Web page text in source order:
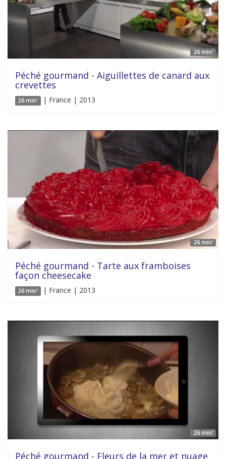
26 min'
Péché gourmand - Aiguillettes de canard aux
crevettes
26 min' | France | 2013
26 min'
Péché gourmand - Tarte aux framboises
façon cheesecake
26 min' | France | 2013
26 min'
Péché gourmand - Fleurs de la mer et nuage